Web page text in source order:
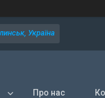
Україна
Про нас